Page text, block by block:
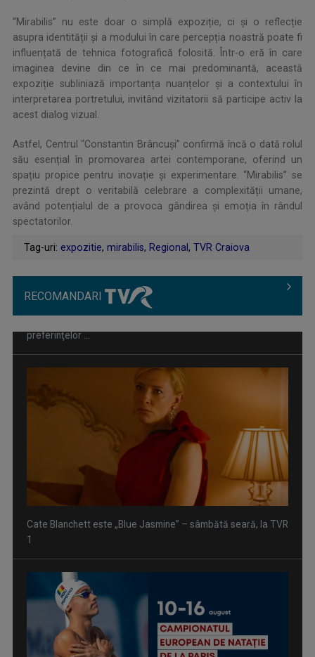
“Mirabilis” nu este doar o simplă expoziție, ci și o reflecție
asupra identității și a modului în care percepția noastră poate fi
influențată de tehnica fotografică folosită. Într-o eră în care
imaginea devine din ce în ce mai predominantă, această
expoziție subliniază importanța nuanțelor și a contextului în
interpretarea portretului, invitând vizitatorii să participe activ la
acest dialog vizual.
Astfel, Centrul “Constantin Brâncuși” confirmă încă o dată rolul
său esențial în promovarea artei contemporane, oferind un
spațiu propice pentru inovație și experimentare. “Mirabilis” se
prezintă drept o veritabilă celebrare a complexității umane,
având potențialul de a provoca gândirea și emoția în rândul
spectatorilor.
Tag-uri: expozitie, mirabilis, Regional , TVR Craiova
RECOMANDARI
Cate Blanchett este „Blue Jasmine” – sâmbătă seară, la TVR